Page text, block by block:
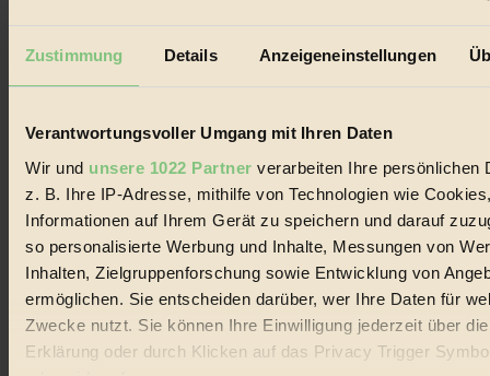
Zustimmung Details Anzeigeneinstellungen
Verantwortungsvoller Umgang mit Ihren Daten
Wir und unsere 1022 Partner verarbeiten Ihre persönlichen
z. B. Ihre IP-Adresse, mithilfe von Technologien wie
Informationen auf Ihrem Gerät zu speichern und darauf
so personalisierte Werbung und Inhalte, Messungen von
Inhalten, Zielgruppenforschung sowie Entwicklung von
ermöglichen. Sie entscheiden darüber, wer Ihre Daten für
Zwecke nutzt. Sie können Ihre Einwilligung jederzeit über
Erklärung oder durch Klicken auf das Privacy Trigger
alternativer Energien.
Social Media
Themen
Bio